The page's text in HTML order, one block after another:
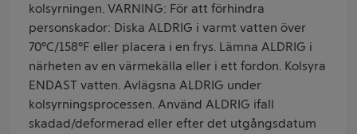
kolsyrningen. VARNING: För att förhindra
personskador: Diska ALDRIG i varmt vatten över
70°C/158°F eller placera i en frys. Lämna ALDRIG i
närheten av en värmekälla eller i ett fordon. Kolsyra
ENDAST vatten. Avlägsna ALDRIG under
kolsyrningsprocessen. Använd ALDRIG ifall
skadad/deformerad eller efter det utgångsdatum